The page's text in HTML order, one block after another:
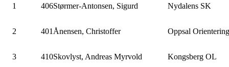
1 406Størmer-Antonsen, Sigurd Nydalens SK
2 401 Ånensen, Christoffer Oppsal Orientering
3 410Skovlyst, Andreas Myrvold Kongsberg OL